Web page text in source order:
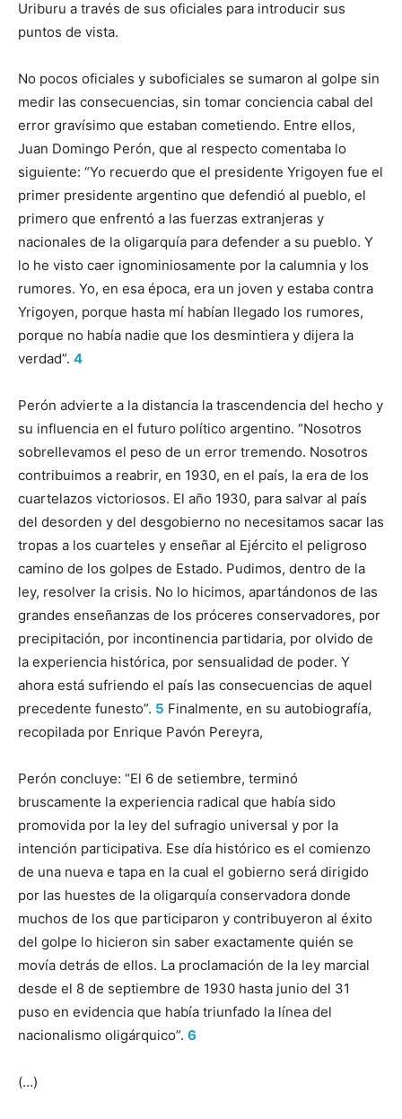
Uriburu a través de sus oficiales para introducir sus
puntos de vista.
No pocos oficiales y suboficiales se sumaron al golpe sin
medir las consecuencias, sin tomar conciencia cabal del
error gravísimo que estaban cometiendo. Entre ellos,
Juan Domingo Perón, que al respecto comentaba lo
siguiente: “Yo recuerdo que el presidente Yrigoyen fue el
primer presidente argentino que defendió al pueblo, el
primero que enfrentó a las fuerzas extranjeras y
nacionales de la oligarquía para defender a su pueblo. Y
lo he visto caer ignominiosamente por la calumnia y los
rumores. Yo, en esa época, era un joven y estaba contra
Yrigoyen, porque hasta mí habían llegado los rumores,
porque no había nadie que los desmintiera y dijera la
verdad”. 4
Perón advierte a la distancia la trascendencia del hecho y
su influencia en el futuro político argentino. “Nosotros
sobrellevamos el peso de un error tremendo. Nosotros
contribuimos a reabrir, en 1930, en el país, la era de los
cuartelazos victoriosos. El año 1930, para salvar al país
del desorden y del desgobierno no necesitamos sacar las
tropas a los cuarteles y enseñar al Ejército el peligroso
camino de los golpes de Estado. Pudimos, dentro de la
ley, resolver la crisis. No lo hicimos, apartándonos de las
grandes enseñanzas de los próceres conservadores, por
precipitación, por incontinencia partidaria, por olvido de
la experiencia histórica, por sensualidad de poder. Y
ahora está sufriendo el país las consecuencias de aquel
precedente funesto”. 5 Finalmente, en su autobiografía,
recopilada por Enrique Pavón Pereyra,
Perón concluye: “El 6 de setiembre, terminó
bruscamente la experiencia radical que había sido
promovida por la ley del sufragio universal y por la
intención participativa. Ese día histórico es el comienzo
de una nueva e tapa en la cual el gobierno será dirigido
por las huestes de la oligarquía conservadora donde
muchos de los que participaron y contribuyeron al éxito
del golpe lo hicieron sin saber exactamente quién se
movía detrás de ellos. La proclamación de la ley marcial
desde el 8 de septiembre de 1930 hasta junio del 31
puso en evidencia que había triunfado la línea del
nacionalismo oligárquico”. 6
(…)